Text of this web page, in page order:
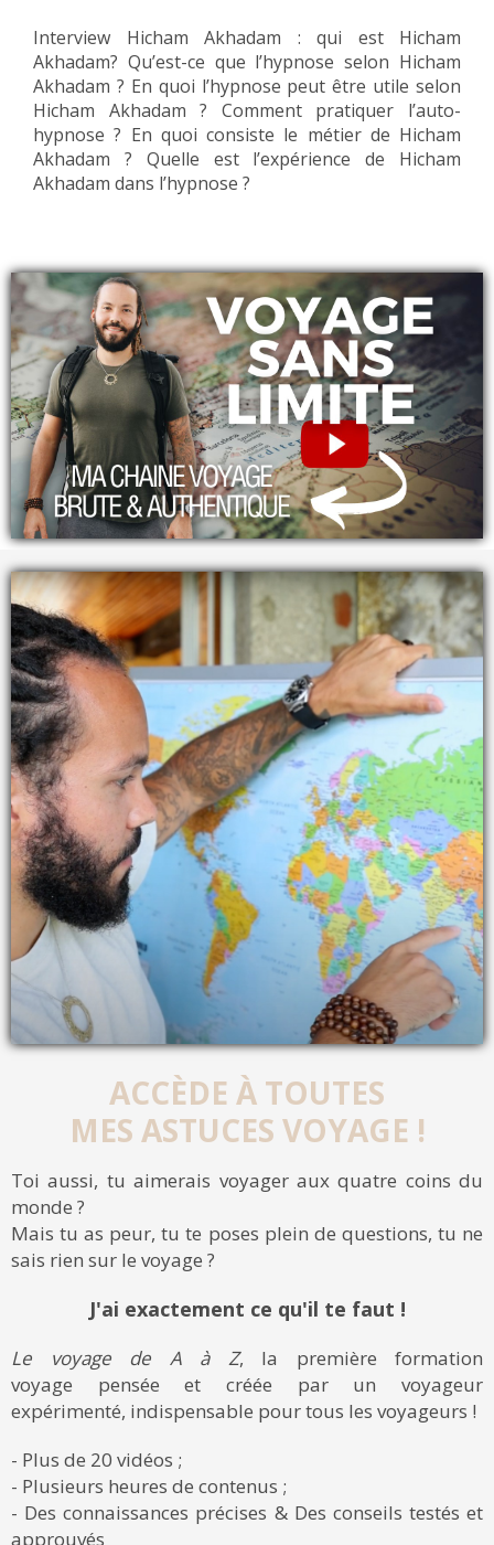
Interview Hicham Akhadam : qui est Hicham
Akhadam? Qu’est-ce que l’hypnose selon Hicham
Akhadam ? En quoi l’hypnose peut être utile selon
Hicham Akhadam ? Comment pratiquer l’auto-
hypnose ? En quoi consiste le métier de Hicham
Akhadam ? Quelle est l’expérience de Hicham
Akhadam dans l’hypnose ?
ACCÈDE À TOUTES
MES ASTUCES VOYAGE !
Toi aussi, tu aimerais voyager aux quatre coins du
monde ?
Mais tu as peur, tu te poses plein de questions, tu ne
sais rien sur le voyage ?
J'ai exactement ce qu'il te faut !
Le voyage de A à Z, la première formation
voyage pensée et créée par un voyageur
expérimenté, indispensable pour tous les voyageurs !
- Plus de 20 vidéos ;
- Plusieurs heures de contenus ;
- Des connaissances précises & Des conseils testés et
approuvés